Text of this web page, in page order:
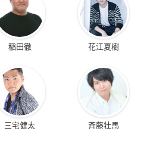
稲田徹 花江夏樹
三宅健太 斉藤壮馬